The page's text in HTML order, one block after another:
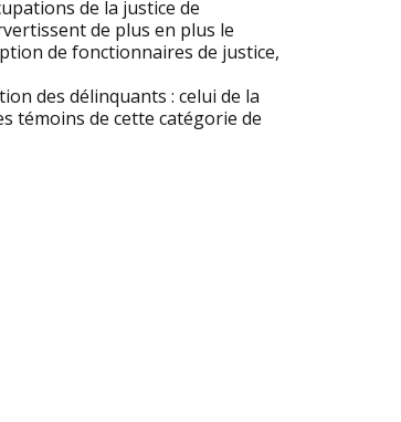
de la justice de
de plus en plus le
de fonctionnaires de justice,
des délinquants : celui de la
témoins de cette catégorie de